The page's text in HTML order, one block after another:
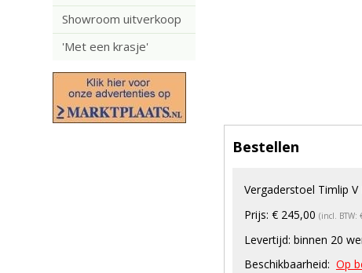
Showroom uitverkoop
'Met een krasje'
Bestellen
Vergaderstoel Timlip
Prijs: € 245,00 (incl. BTW:
Levertijd: binnen 20
Beschikbaarheid: Op